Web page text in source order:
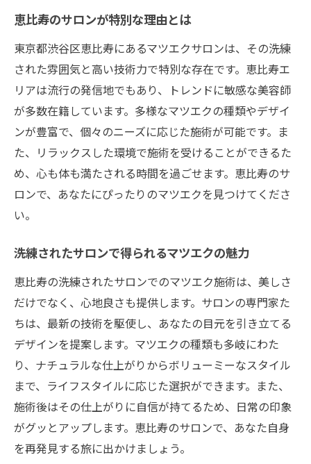
恵比寿のサロンが特別な理由とは
東京都渋谷区恵比寿にあるマツエクサロンは、その洗練
された雰囲気と高い技術力で特別な存在です。恵比寿エ
リアは流行の発信地でもあり、トレンドに敏感な美容師
が多数在籍しています。多様なマツエクの種類やデザイ
ンが豊富で、個々のニーズに応じた施術が可能です。ま
た、リラックスした環境で施術を受けることができるた
め、心も体も満たされる時間を過ごせます。恵比寿のサ
ロンで、あなたにぴったりのマツエクを見つけてくださ
い。
洗練されたサロンで得られるマツエクの魅力
恵比寿の洗練されたサロンでのマツエク施術は、美しさ
だけでなく、心地良さも提供します。サロンの専門家た
ちは、最新の技術を駆使し、あなたの目元を引き立てる
デザインを提案します。マツエクの種類も多岐にわた
り、ナチュラルな仕上がりからボリューミーなスタイル
まで、ライフスタイルに応じた選択ができます。また、
施術後はその仕上がりに自信が持てるため、日常の印象
がグッとアップします。恵比寿のサロンで、あなた自身
を再発見する旅に出かけましょう。